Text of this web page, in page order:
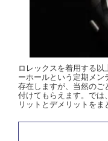
ロレックスを着用する
ーホールという定期メン
存在しますが、当然のご
付けてもらえます。では
リットとデメリットをま